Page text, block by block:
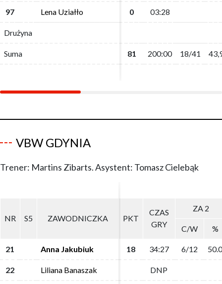
97 Lena Uziałło 0 03:28
Drużyna
Suma 81 200:00 18/41
97 Lena Uziałło 0 03:28
Drużyna
Suma 81 200:00 18/41
VBW GDYNIA
Trener: Martins Zibarts. Asystent: Tomasz Cielebąk
NR S5 ZAWODNICZKA PKT
CZAS
GRY
ZA 2
C/W %
21 Anna Jakubiuk 18 34:27 6/12 50.0
22 Liliana Banaszak DNP
NR S5 ZAWODNICZKA PKT
CZAS
GRY
ZA 2
C/W %
21 Anna Jakubiuk 18 34:27 6/12 50.0
22 Liliana Banaszak DNP